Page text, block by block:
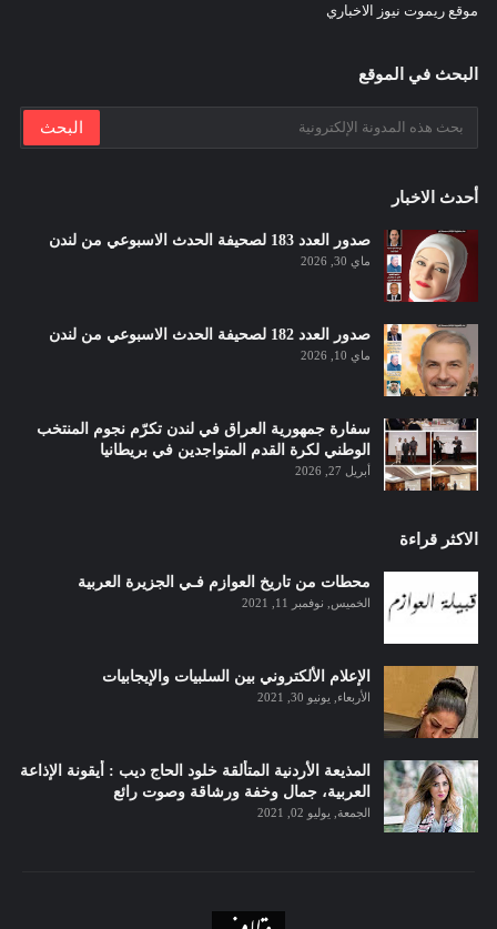
موقع ريموت نيوز الاخباري
البحث في الموقع
أحدث الاخبار
صدور العدد 183 لصحيفة الحدث الاسبوعي من لندن
ماي 30, 2026
صدور العدد 182 لصحيفة الحدث الاسبوعي من لندن
ماي 10, 2026
سفارة جمهورية العراق في لندن تكرّم نجوم المنتخب
الوطني لكرة القدم المتواجدين في بريطانيا
أبريل 27, 2026
الاكثر قراءة
محطات من تاريخ العوازم فـي الجزيرة العربية
الخميس, نوفمبر 11, 2021
الإعلام الألكتروني بين السلبيات والإيجابيات
الأربعاء, يونيو 30, 2021
المذيعة الأردنية المتألقة خلود الحاج ديب : أيقونة الإذاعة
العربية، جمال وخفة ورشاقة وصوت رائع
الجمعة, يوليو 02, 2021